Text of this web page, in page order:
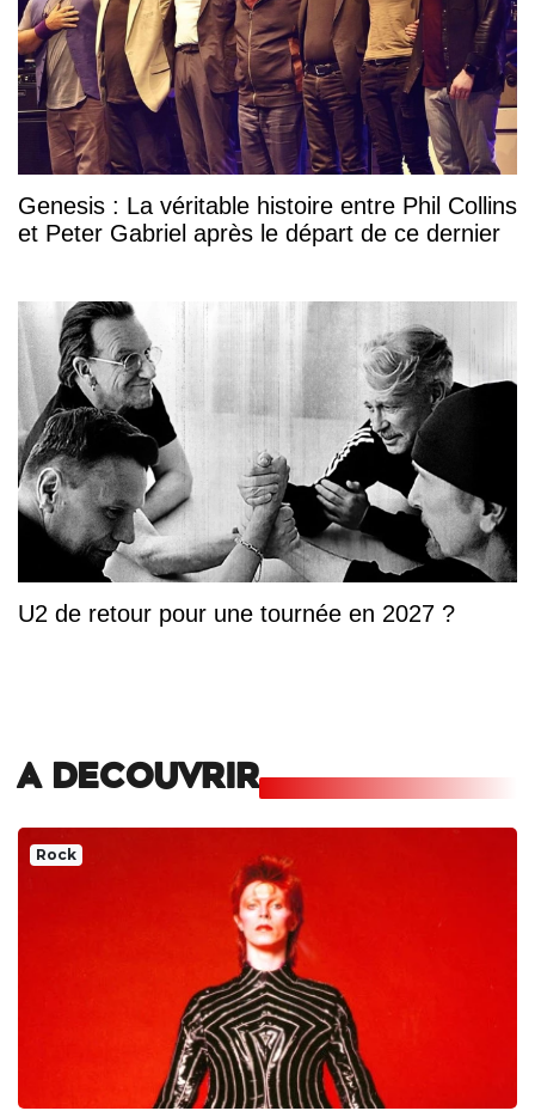
Genesis : La véritable histoire entre Phil Collins
et Peter Gabriel après le départ de ce dernier
U2 de retour pour une tournée en 2027 ?
A DECOUVRIR
Rock